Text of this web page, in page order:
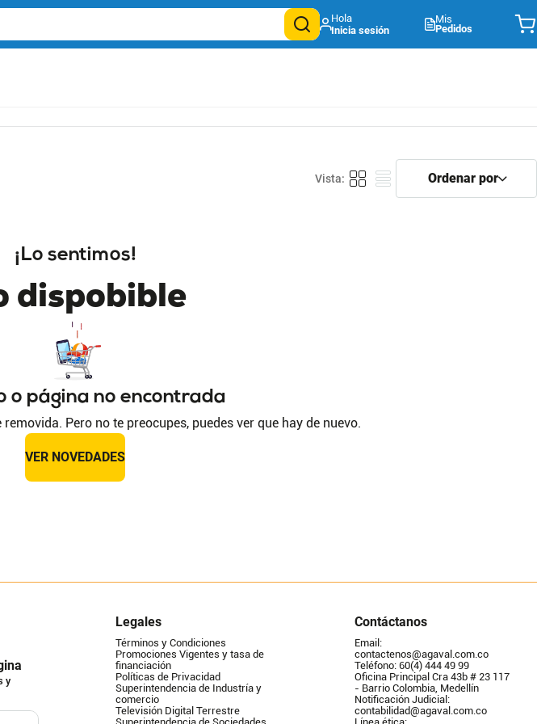
Mis
Pedidos
¡Lo sentimos!
dispobible
o página no encontrada
Pero no te preocupes, puedes ver que hay de nuevo.
VER NOVEDADES
y
Legales
Términos y Condiciones
Promociones Vigentes y tasa de
financiación
Políticas de Privacidad
Superintendencia de Industría y
comercio
Televisión Digital Terrestre
Contáctanos
Email:
contactenos@agaval.com.co
Teléfono: 60(4) 444 49 99
Oficina Principal Cra 43b # 23 117
- Barrio Colombia, Medellín
Notificación Judicial:
contabilidad@agaval.com.co